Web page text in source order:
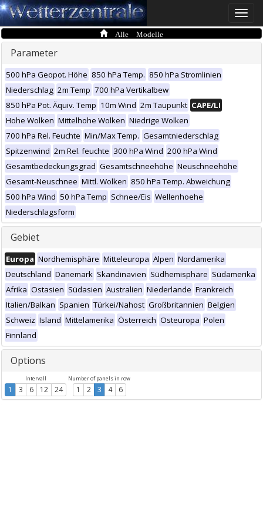
Toggle
Alle Modelle
Parameter
500 hPa Geopot. Höhe 850 hPa Temp. 850 hPa Stromlinien
Niederschlag 2m Temp 700 hPa Vertikalbew
850 hPa Pot. Äquiv. Temp 10m Wind 2m Taupunkt CAPE/LI
Hohe Wolken Mittelhohe Wolken Niedrige Wolken
700 hPa Rel. Feuchte Min/Max Temp. Gesamtniederschlag
Spitzenwind 2m Rel. feuchte 300 hPa Wind 200 hPa Wind
Gesamtbedeckungsgrad Gesamtschneehöhe Neuschneehöhe
Gesamt-Neuschnee Mittl. Wolken 850 hPa Temp. Abweichung
500 hPa Wind 50 hPa Temp Schnee/Eis Wellenhoehe
Niederschlagsform
Gebiet
Europa Nordhemisphäre Mitteleuropa Alpen Nordamerika
Deutschland Dänemark Skandinavien Südhemisphäre Südamerika
Afrika Ostasien Südasien Australien Niederlande Frankreich
Italien/Balkan Spanien Türkei/Nahost Großbritannien Belgien
Schweiz Island Mittelamerika Österreich Osteuropa Polen
Finnland
Options
Intervall
1 3 6 12 24
Number of panels in row
1 2 3 4 6